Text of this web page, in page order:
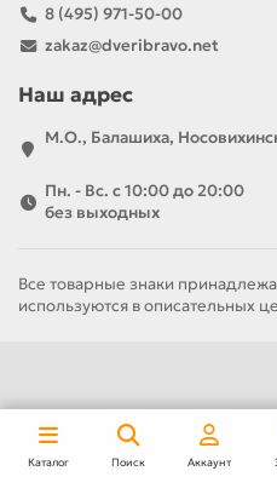
8 (495) 971-50-00
zakaz@dveribravo.net
Наш адрес
М.О., Балашиха,
Пн. - Вс. с 10:00 до 20:00
без выходных
Все товарные знаки
используются в описательных
Каталог Поиск Аккаунт